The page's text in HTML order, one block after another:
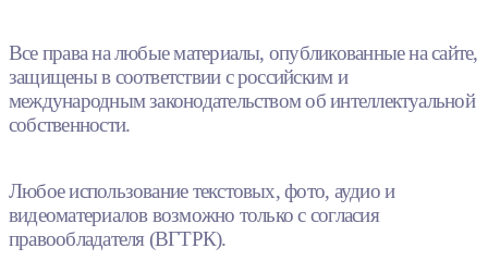
Все права на любые материалы, опубликованные на сайте,
защищены в соответствии с российским и
международным законодательством об интеллектуальной
собственности.
Любое использование текстовых, фото, аудио и
видеоматериалов возможно только с согласия
правообладателя (ВГТРК).